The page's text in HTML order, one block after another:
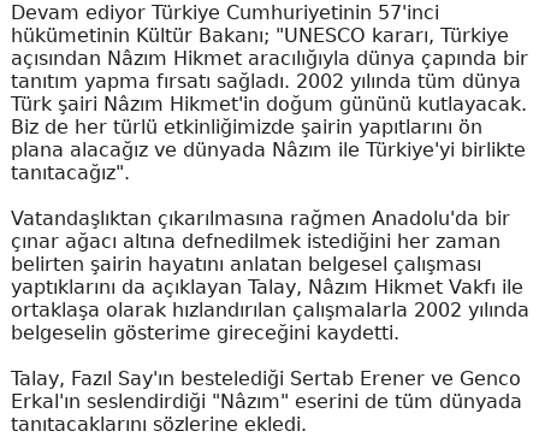
Devam ediyor Türkiye Cumhuriyetinin 57'inci
hükümetinin Kültür Bakanı; "UNESCO kararı, Türkiye
açısından Nâzım Hikmet aracılığıyla dünya çapında bir
tanıtım yapma fırsatı sağladı. 2002 yılında tüm dünya
Türk şairi Nâzım Hikmet'in doğum gününü kutlayacak.
Biz de her türlü etkinliğimizde şairin yapıtlarını ön
plana alacağız ve dünyada Nâzım ile Türkiye'yi birlikte
tanıtacağız".
Vatandaşlıktan çıkarılmasına rağmen Anadolu'da bir
çınar ağacı altına defnedilmek istediğini her zaman
belirten şairin hayatını anlatan belgesel çalışması
yaptıklarını da açıklayan Talay, Nâzım Hikmet Vakfı ile
ortaklaşa olarak hızlandırılan çalışmalarla 2002 yılında
belgeselin gösterime gireceğini kaydetti.
Talay, Fazıl Say'ın bestelediği Sertab Erener ve Genco
Erkal'ın seslendirdiği "Nâzım" eserini de tüm dünyada
tanıtacaklarını sözlerine ekledi.